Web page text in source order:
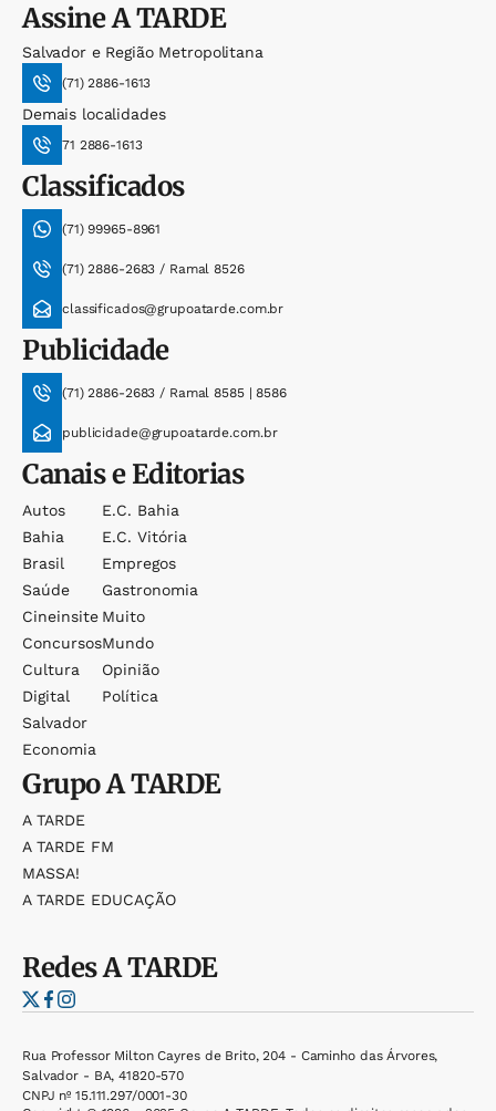
AssineA TARDE
Salvador e Região Metropolitana
(71) 2886-1613
Demais localidades
71 2886-1613
Classificados
(71) 99965-8961
(71) 2886-2683 / Ramal 8526
classificados@grupoatarde.com.br
Publicidade
(71) 2886-2683 / Ramal 8585 | 8586
publicidade@grupoatarde.com.br
Canais e Editorias
Autos
Bahia
Brasil
Saúde
Cineinsite
Concursos
Cultura
Digital
Salvador
Economia
E.c. Bahia
E.c. Vitória
Empregos
Gastronomia
Muito
Mundo
Opinião
Política
GrupoA TARDE
A TARDE
A TARDE FM
MASSA!
A TARDE EDUCAÇÃO
RedesA TARDE
Rua Professor Milton Cayres de Brito, 204 - Caminho das Árvores,
Salvador - BA, 41820-570
CNPJ nº 15.111.297/0001-30